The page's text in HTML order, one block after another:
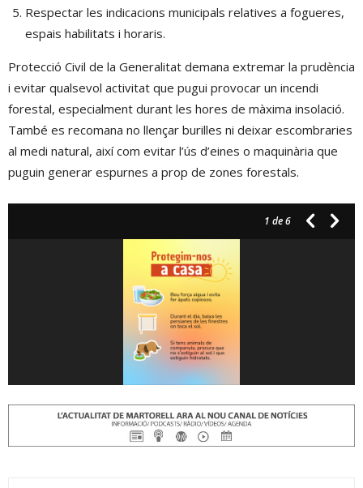
Respectar les indicacions municipals relatives a fogueres,
espais habilitats i horaris.
Protecció Civil de la Generalitat demana extremar la prudència
i evitar qualsevol activitat que pugui provocar un incendi
forestal, especialment durant les hores de màxima insolació.
També es recomana no llençar burilles ni deixar escombraries
al medi natural, així com evitar l’ús d’eines o maquinària que
puguin generar espurnes a prop de zones forestals.
1 de 6